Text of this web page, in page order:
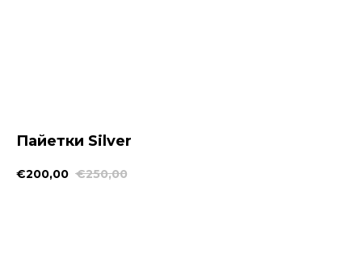
Пайетки Silver
€200,00 €250,00